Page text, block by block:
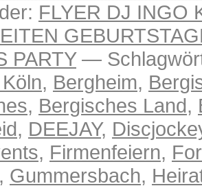
FLYER DJ INGO
PARTY—
, Bergheim,
, Bergisches Land,
, DEEJAY,
, Firmenfeiern,
, Gummersbach,